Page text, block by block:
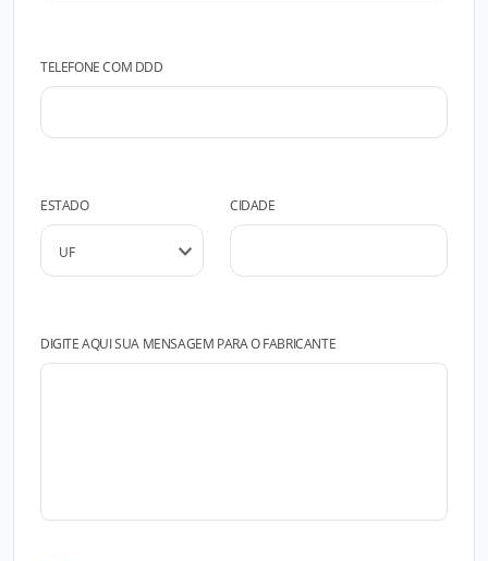
TELEFONE COM DDD
ESTADO CIDADE
DIGITE AQUI SUA MENSAGEM PARA O FABRICANTE